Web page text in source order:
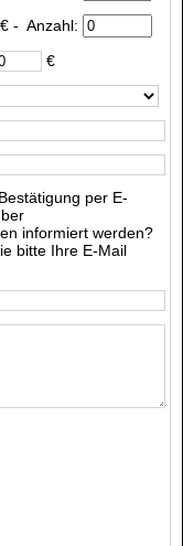
€ - Anzahl:
€
per E-
informiert werden?
bitte Ihre E-Mail